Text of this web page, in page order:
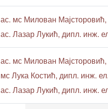
ас. мс Милован
ас. Лазар Лукић, дипл. инж.
ас. мс Милован
мс Лука Костић, дипл. инж.
ас. Лазар Лукић, дипл. инж.